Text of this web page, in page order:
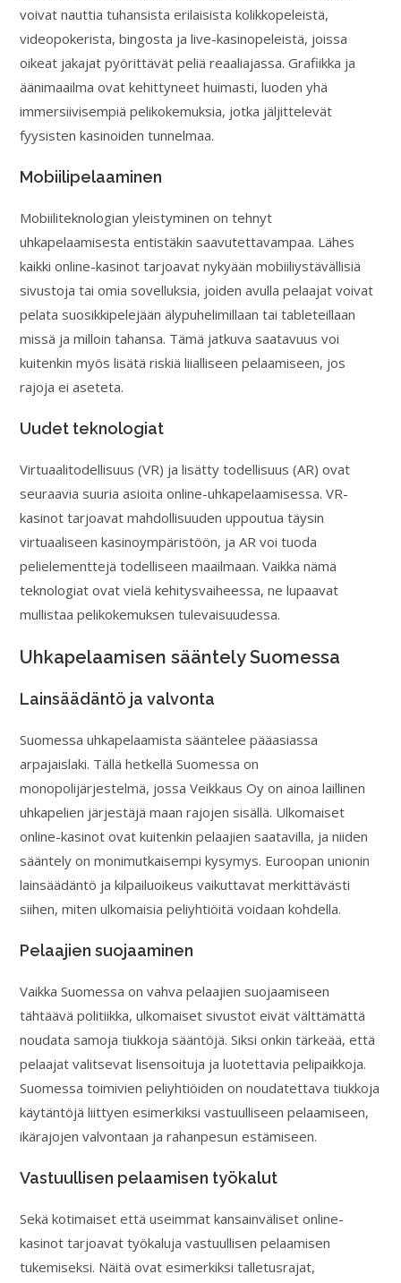
voivat nauttia tuhansista erilaisista kolikkopeleistä,
videopokerista, bingosta ja live-kasinopeleistä, joissa
oikeat jakajat pyörittävät peliä reaaliajassa. Grafiikka ja
äänimaailma ovat kehittyneet huimasti, luoden yhä
immersiivisempiä pelikokemuksia, jotka jäljittelevät
fyysisten kasinoiden tunnelmaa.
Mobiilipelaaminen
Mobiiliteknologian yleistyminen on tehnyt
uhkapelaamisesta entistäkin saavutettavampaa. Lähes
kaikki online-kasinot tarjoavat nykyään mobiiliystävällisiä
sivustoja tai omia sovelluksia, joiden avulla pelaajat voivat
pelata suosikkipelejään älypuhelimillaan tai tableteillaan
missä ja milloin tahansa. Tämä jatkuva saatavuus voi
kuitenkin myös lisätä riskiä liialliseen pelaamiseen, jos
rajoja ei aseteta.
Uudet teknologiat
Virtuaalitodellisuus (VR) ja lisätty todellisuus (AR) ovat
seuraavia suuria asioita online-uhkapelaamisessa. VR-
kasinot tarjoavat mahdollisuuden uppoutua täysin
virtuaaliseen kasinoympäristöön, ja AR voi tuoda
pelielementtejä todelliseen maailmaan. Vaikka nämä
teknologiat ovat vielä kehitysvaiheessa, ne lupaavat
mullistaa pelikokemuksen tulevaisuudessa.
Uhkapelaamisen sääntely Suomessa
Lainsäädäntö ja valvonta
Suomessa uhkapelaamista sääntelee pääasiassa
arpajaislaki. Tällä hetkellä Suomessa on
monopolijärjestelmä, jossa Veikkaus Oy on ainoa laillinen
uhkapelien järjestäjä maan rajojen sisällä. Ulkomaiset
online-kasinot ovat kuitenkin pelaajien saatavilla, ja niiden
sääntely on monimutkaisempi kysymys. Euroopan unionin
lainsäädäntö ja kilpailuoikeus vaikuttavat merkittävästi
siihen, miten ulkomaisia peliyhtiöitä voidaan kohdella.
Pelaajien suojaaminen
Vaikka Suomessa on vahva pelaajien suojaamiseen
tähtäävä politiikka, ulkomaiset sivustot eivät välttämättä
noudata samoja tiukkoja sääntöjä. Siksi onkin tärkeää, että
pelaajat valitsevat lisensoituja ja luotettavia pelipaikkoja.
Suomessa toimivien peliyhtiöiden on noudatettava tiukkoja
käytäntöjä liittyen esimerkiksi vastuulliseen pelaamiseen,
ikärajojen valvontaan ja rahanpesun estämiseen.
Vastuullisen pelaamisen työkalut
Sekä kotimaiset että useimmat kansainväliset online-
kasinot tarjoavat työkaluja vastuullisen pelaamisen
tukemiseksi. Näitä ovat esimerkiksi talletusrajat,